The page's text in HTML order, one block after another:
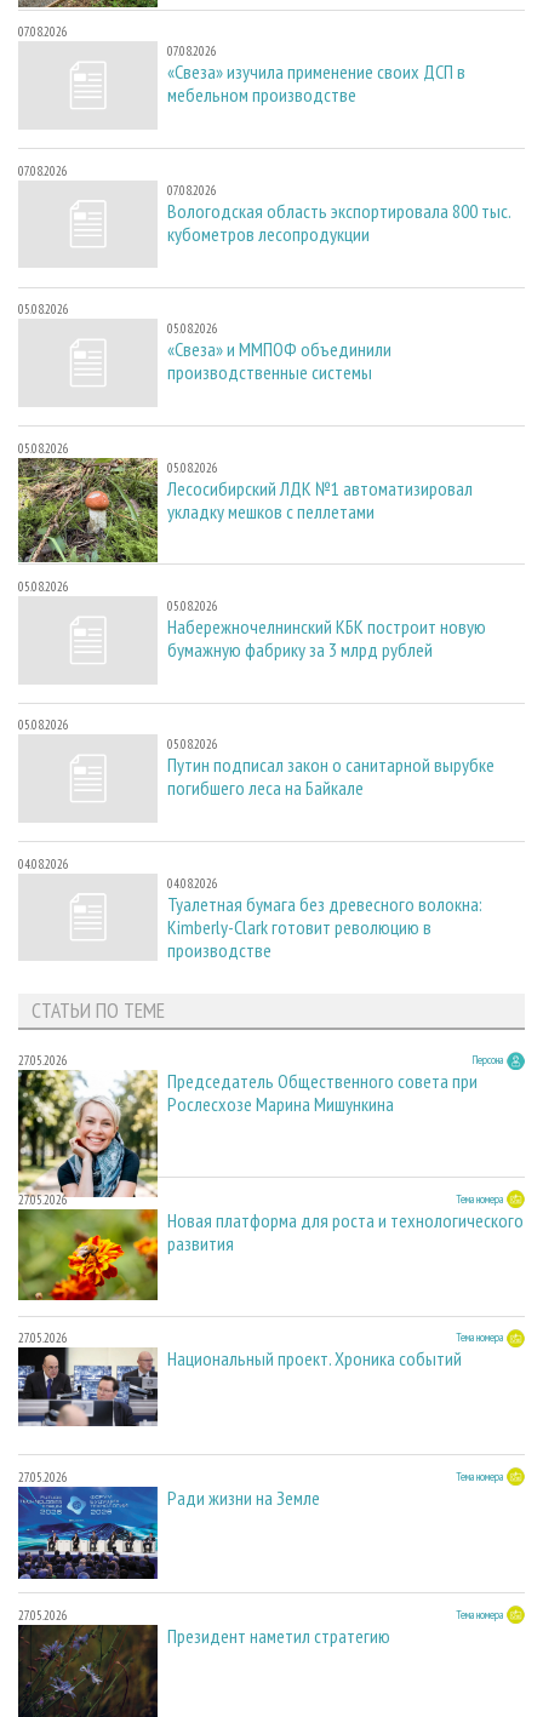
07.08.2026
07.08.2026
«Свеза» изучила применение своих ДСП в
мебельном производстве
07.08.2026
07.08.2026
Вологодская область экспортировала 800 тыс.
кубометров лесопродукции
05.08.2026
05.08.2026
«Свеза» и ММПОФ объединили
производственные системы
05.08.2026
05.08.2026
Лесосибирский ЛДК №1 автоматизировал
укладку мешков с пеллетами
05.08.2026
05.08.2026
Набережночелнинский КБК построит новую
бумажную фабрику за 3 млрд рублей
05.08.2026
05.08.2026
Путин подписал закон о санитарной вырубке
погибшего леса на Байкале
04.08.2026
04.08.2026
Туалетная бумага без древесного волокна:
Kimberly-Clark готовит революцию в
производстве
СТАТЬИ ПО ТЕМЕ
27.05.2026 Персона
Председатель Общественного совета при
Рослесхозе Марина Мишункина
27.05.2026 Тема номера
Новая платформа для роста и технологического
развития
27.05.2026 Тема номера
Национальный проект. Хроника событий
27.05.2026 Тема номера
Ради жизни на Земле
27.05.2026 Тема номера
Президент наметил стратегию